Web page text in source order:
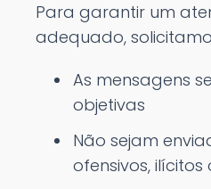
Para garantir um
adequado,
As mensagens
objetivas
Não sejam
ofensivos, ilícitos